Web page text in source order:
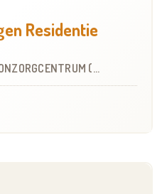
Residentie
(WZC)